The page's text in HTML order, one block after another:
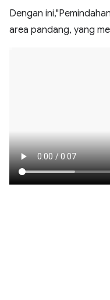
Dengan
area pandang, yang